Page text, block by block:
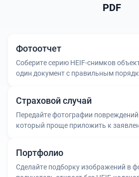
PDF
Фотоотчет
Соберите серию HEIF-снимков
один документ с правильным
Страховой случай
Передайте фотографии повреждений
который проще приложить к
Портфолио
Сделайте подборку изображений в